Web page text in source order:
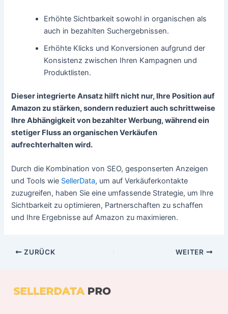
Erhöhte Sichtbarkeit sowohl in organischen als
auch in bezahlten Suchergebnissen.
Erhöhte Klicks und Konversionen aufgrund der
Konsistenz zwischen Ihren Kampagnen und
Produktlisten.
Dieser integrierte Ansatz hilft nicht nur, Ihre Position auf
Amazon zu stärken, sondern reduziert auch schrittweise
Ihre Abhängigkeit von bezahlter Werbung, während ein
stetiger Fluss an organischen Verkäufen
aufrechterhalten wird.
Durch die Kombination von SEO, gesponserten Anzeigen
und Tools wie SellerData, um auf Verkäuferkontakte
zuzugreifen, haben Sie eine umfassende Strategie, um Ihre
Sichtbarkeit zu optimieren, Partnerschaften zu schaffen
und Ihre Ergebnisse auf Amazon zu maximieren.
ZURÜCK WEITER